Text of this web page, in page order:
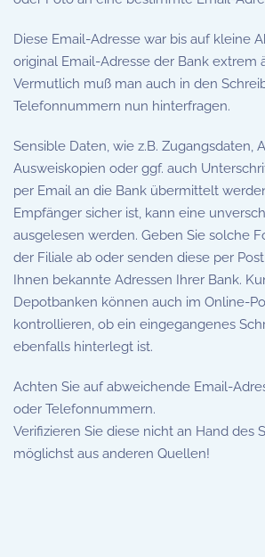
Diese Email-Adresse war bis auf kleine
original Email-Adresse der Bank extrem
Vermutlich muß man auch in den
Telefonnummern nun hinterfragen.
Sensible Daten, wie z.B. Zugangsdaten,
Ausweiskopien oder ggf. auch
per Email an die Bank übermittelt
Empfänger sicher ist, kann eine
ausgelesen werden. Geben Sie solche
der Filiale ab oder senden diese per
Ihnen bekannte Adressen Ihrer Bank.
Depotbanken können auch im Online-
kontrollieren, ob ein eingegangenes
ebenfalls hinterlegt ist.
Achten Sie auf abweichende Email-
oder Telefonnummern.
Verifizieren Sie diese nicht an Hand des
möglichst aus anderen Quellen!